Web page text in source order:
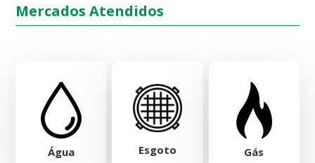
Mercados Atendidos
Água Esgoto Gás